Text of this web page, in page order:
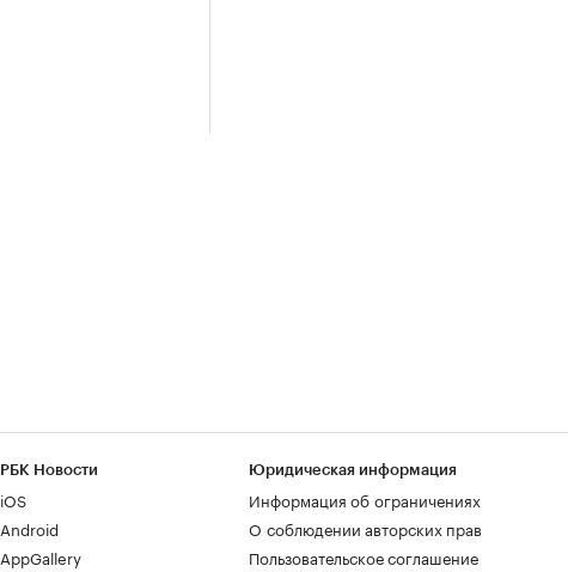
РБК Новости
iOS
Android
AppGallery
Юридическая информация
Информация об ограничениях
О соблюдении авторских прав
Пользовательское соглашение